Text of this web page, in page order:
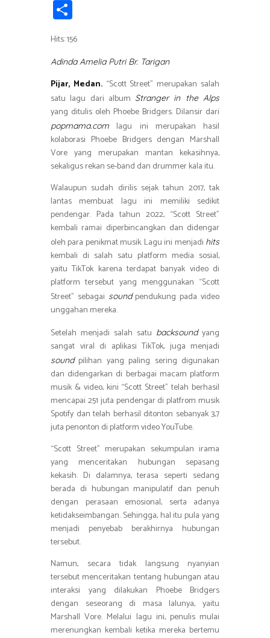
o
ok A
p
p
a
m
h
ar
e
Hits: 156
Adinda Amelia Putri Br. Tarigan
Pijar, Medan.“Scott Street” merupakan salah
satu lagu dari album Stranger in the Alps
yang ditulis oleh Phoebe Bridgers. Dilansir dari
popmama.com
lagu ini merupakan hasil
kolaborasi Phoebe Bridgers dengan Marshall
Vore yang merupakan mantan kekasihnya,
sekaligus rekan se-band dan drummer kala itu.
Walaupun sudah dirilis sejak tahun 2017, tak
lantas membuat lagu ini memiliki sedikit
pendengar. Pada tahun 2022, “Scott Street”
kembali ramai diperbincangkan dan didengar
oleh para penikmat musik. Lagu ini menjadi hits
kembali di salah satu platform media sosial,
yaitu TikTok karena terdapat banyak video di
platform tersebut yang menggunakan “Scott
Street” sebagai soundpendukung pada video
unggahan mereka.
Setelah menjadi salah satu backsoundyang
sangat viral di aplikasi TikTok, juga menjadi
soundpilihan yang paling sering digunakan
dan didengarkan di berbagai macam platform
musik & video, kini “Scott Street” telah berhasil
mencapai 251 juta pendengar di platfrom musik
Spotify dan telah berhasil ditonton sebanyak 3,7
juta penonton di platform video YouTube.
“Scott Street” merupakan sekumpulan irama
yang menceritakan hubungan sepasang
kekasih. Di dalamnya, terasa seperti sedang
berada di hubungan manipulatif dan penuh
dengan perasaan emosional, serta adanya
ketidakseimbangan. Sehingga, hal itu pula yang
menjadi penyebab berakhirnya hubungan
tersebut.
Namun, secara tidak langsung nyanyian
tersebut menceritakan tentang hubungan atau
interaksi yang dilakukan Phoebe Bridgers
dengan seseorang di masa lalunya, yaitu
Marshall Vore. Melalui lagu ini, penulis mulai
merenungkan kembali ketika mereka bertemu